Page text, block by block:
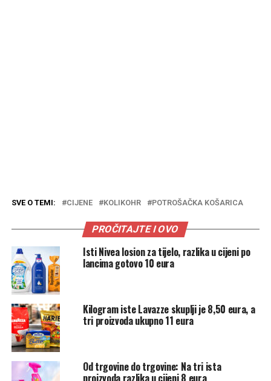
SVE O TEMI: CIJENE KOLIKOHR POTROŠAČKA KOŠARICA
PROČITAJTE I OVO
Isti Nivea losion za tijelo, razlika u cijeni po
lancima gotovo 10 eura
Kilogram iste Lavazze skuplji je 8,50 eura, a
tri proizvoda ukupno 11 eura
Od trgovine do trgovine: Na tri ista
proizvoda razlika u cijeni 8 eura